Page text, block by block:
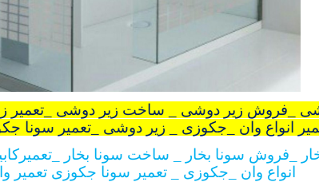
_فروش زیر دوشی _ ساخت زیر دوشی _تعمیر
انواع وان _جکوزی _ زیر دوشی _تعمیر سونا
_فروش سونا بخار _ ساخت سونا بخار
_
انواع وان _جکوزی _ تعمیر سونا جکوزی تعمیر